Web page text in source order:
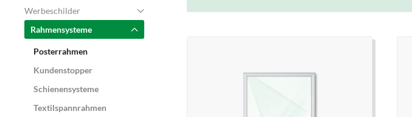
Werbeschilder
Rahmensysteme
Posterrahmen
Kundenstopper
Schienensysteme
Textilspannrahmen